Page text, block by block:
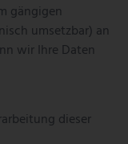
gängigen
umsetzbar) an
wir Ihre Daten
dieser